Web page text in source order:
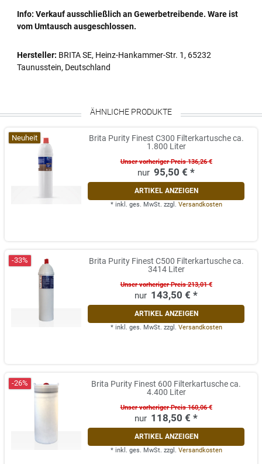
Info: Verkauf ausschließlich an Gewerbetreibende. Ware ist
vom Umtausch ausgeschlossen.
Hersteller: BRITA SE, Heinz-Hankammer-Str. 1, 65232
Taunusstein, Deutschland
ÄHNLICHE PRODUKTE
Neuheit
Brita Purity Finest C300 Filterkartusche ca.
1.800 Liter
Unser vorheriger Preis 136,26 €
95,50 € *
ARTIKEL ANZEIGEN
* inkl. ges. MwSt. zzgl. Versandkosten
-33%
Brita Purity Finest C500 Filterkartusche ca.
3414 Liter
Unser vorheriger Preis 213,01 €
143,50 € *
ARTIKEL ANZEIGEN
* inkl. ges. MwSt. zzgl. Versandkosten
-26%
Brita Purity Finest 600 Filterkartusche ca.
4.400 Liter
Unser vorheriger Preis 160,06 €
118,50 € *
ARTIKEL ANZEIGEN
* inkl. ges. MwSt. zzgl. Versandkosten